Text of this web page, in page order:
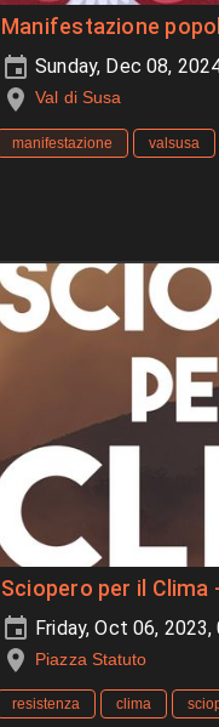
Manifestazione
Sunday, Dec 08,
Val di Susa
manifestazione valsusa
Sciopero per il Clima
Friday, Oct 06,
Piazza Statuto
resistenza clima